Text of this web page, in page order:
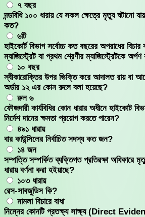
৭ বছর
দন্ডবিধি ১০০ ধারায় যে সকল ক্ষেত্রে মৃত্যু ঘটানো
কত?
৬টি
হাইকোর্ট বিভাগ সর্বোচ্চ কত বছরের অপরাধের বিচার
ম্যাজিস্ট্রেট বা প্রথম শ্রেণীর ম্যাজিস্ট্রেটকে
১০ বছর
স্বীকারোক্তির উপর ভিক্তি করে আদালত রায় বা
অর্ডার ১২ এর কোন রুলে বলা হয়েছে?
রুল ৬
ফৌজদারী কার্যবিধির কোন ধারার অধীনে হাইকোট
নির্দেশ দানের ক্ষমতা প্রয়োগ করতে পারেন?
৪৯১ ধারায়
বার কাউন্সিলের নির্বাচিত সদস্য কত জন?
১৪ জন
সম্পত্তি সম্পর্কিত ব্যক্তিগত প্রতিরক্ষা অধিকারে
ধারায় বর্ণনা করা হইয়াছে?
১০৩ ধারায়
রেস-সাবজুডিস কি?
মামলা বিচারে বাধা
নিম্নের কোনটি প্রতক্ষ্য সাক্ষ্য (Direct